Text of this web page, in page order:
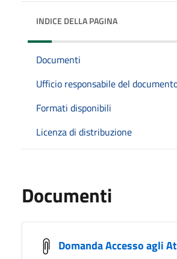
INDICE DELLA PAGINA
Documenti
Ufficio responsabile del
Formati disponibili
Licenza di distribuzione
Documenti
Domanda Accesso agli